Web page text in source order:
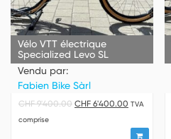
Vélo VTT électrique
Specialized Levo SL
Vendu par:
Fabien Bike Sàrl
CHF9'400.00 CHF 6'400.00 TVA
comprise